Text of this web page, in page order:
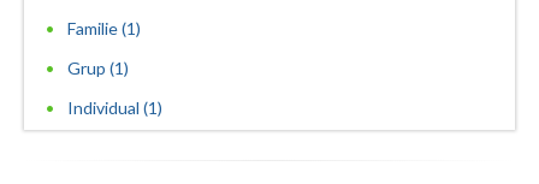
Tulcea
Valcea
Familie (1)
Grup (1)
Individual (1)